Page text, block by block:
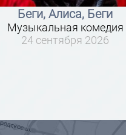
Беги, Алиса, Беги
Музыкальная комедия
24 сентября 2026